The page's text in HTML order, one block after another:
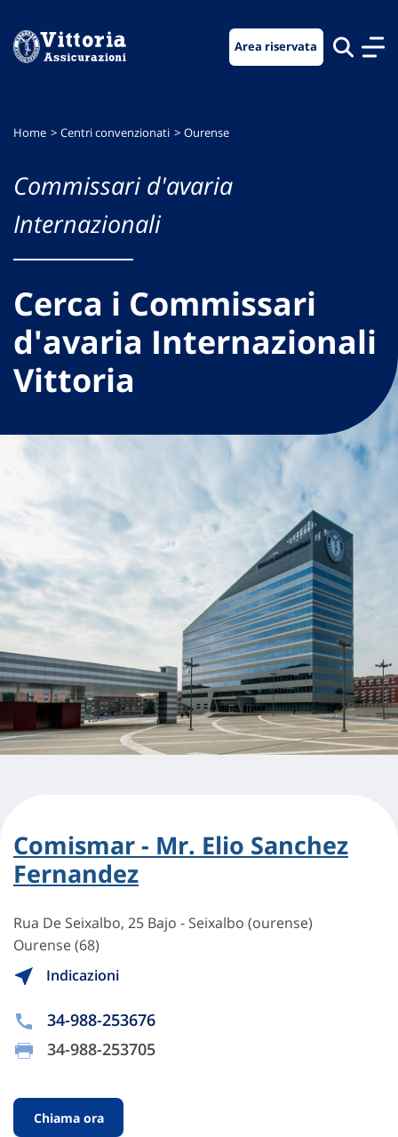
menu
contenuto
footer
Area riservata
Home Centri convenzionati Ourense
Commissari d'avaria
Internazionali
Cerca i Commissari
d'avaria Internazionali
Vittoria
Comismar - Mr. Elio Sanchez
Fernandez
Rua De Seixalbo, 25 Bajo - Seixalbo (ourense)
Ourense (68)
Indicazioni
34-988-253676
34-988-253705
Chiama ora